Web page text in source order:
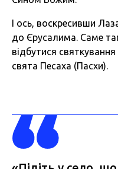
І ось, воскресивши
до Єрусалима. Саме
відбутися
свята Песаха (Пасхи).